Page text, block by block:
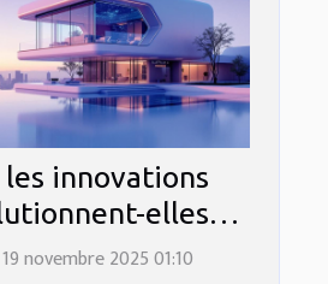
innovations
elles
?
novembre 2025 01:10